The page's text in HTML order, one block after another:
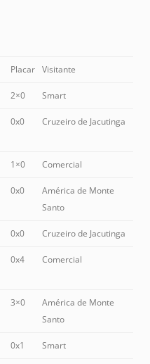
Placar Visitante
2×0 Smart
0x0 Cruzeiro de Jacutinga
1×0 Comercial
0x0
América de Monte
Santo
0x0 Cruzeiro de Jacutinga
0x4 Comercial
3×0
América de Monte
Santo
0x1 Smart